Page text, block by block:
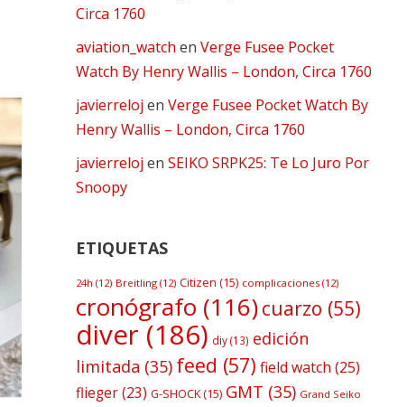
Circa 1760
aviation_watch en Verge Fusee Pocket
Watch By Henry Wallis – London, Circa 1760
javierreloj en Verge Fusee Pocket Watch By
Henry Wallis – London, Circa 1760
javierreloj en SEIKO SRPK25: Te Lo Juro Por
Snoopy
ETIQUETAS
24h (12) Breitling (12) Citizen (15) complicaciones (12)
cronógrafo (116)cuarzo (55)
diver (186) diy(13) edición
limitada (35) feed (57) field watch (25)
flieger(23) G-SHOCK (15) GMT (35) Grand Seiko